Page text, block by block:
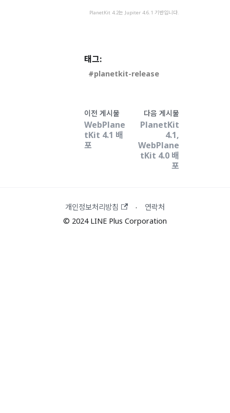
PlanetKit 4.2는 Jupiter 4.6.1 기반입니다.
태그:
planetkit-release
이전 게시물
WebPlane
tKit 4.1 배
포
다음 게시물
PlanetKit
4.1,
WebPlane
tKit 4.0 배
포
개인정보처리방침 ·
연락처
© 2024 LINE Plus Corporation